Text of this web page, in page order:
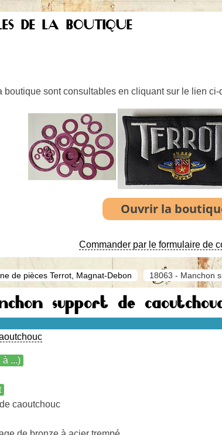
DE LA BOUTIQUE
boutique sont consultables en cliquant sur le lien ci-
Commander par le formulaire de
de pièces Terrot, Magnat-Debon 18063 - Manchon
support de
à ...)
caoutchouc